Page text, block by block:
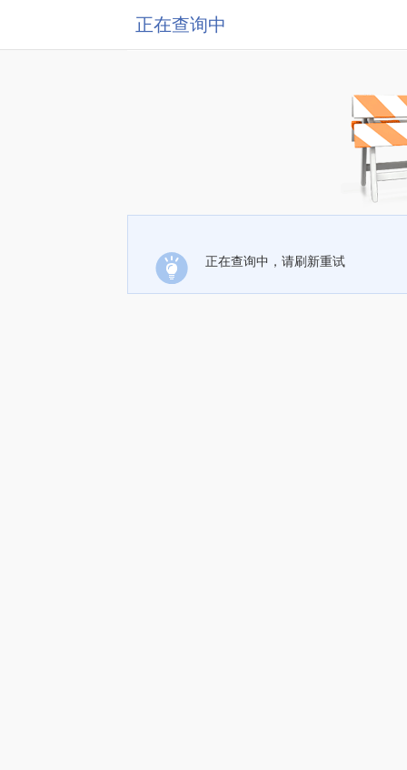
正在查询中
正在查询中，请刷新重试